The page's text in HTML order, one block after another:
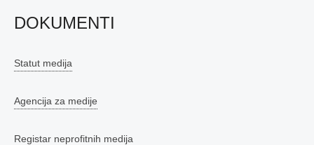
DOKUMENTI
Statut medija
Agencija za medije
Registar neprofitnih medija